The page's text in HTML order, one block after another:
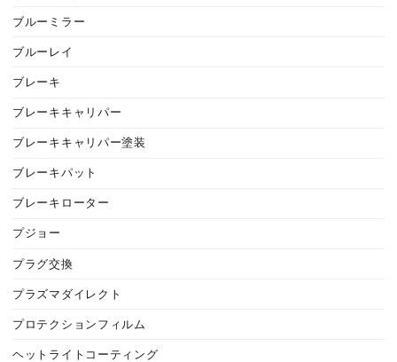
ブルーミラー
ブルーレイ
ブレーキ
ブレーキキャリパー
ブレーキキャリパー塗装
ブレーキパット
ブレーキローター
プジョー
プラグ交換
プラズマダイレクト
プロテクションフィルム
ヘットライトコーティング